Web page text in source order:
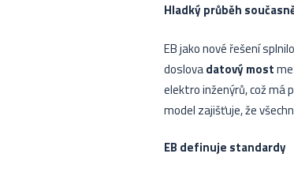
Hladký průběh
EB jako nové řešení
doslovadatový most
elektro inženýrů, což má
model zajišťuje, že
EB definuje standardy